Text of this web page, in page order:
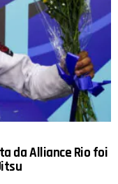
da Alliance Rio foi